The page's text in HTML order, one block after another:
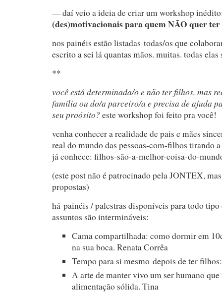
— daí veio a ideia de criar um workshop
(des)motivacionais para quem NÃO quer
nos painéis estão listadas todas/os que
escrito a sei lá quantas mãos. muitas. todas elas
**
você está determinada/o e não ter filhos, mas
família ou do/a parceiro/a e precisa de ajuda
seu proósito?este workshop foi feito pra você!
venha conhecer a realidade de pais e mães
real do mundo das pessoas-com-filhos tirando
já conhece: filhos-são-a-melhor-coisa-do-
(este post não é patrocinado pela JONTEX,
propostas)
há painéis / palestras disponíveis para todo tipo
assuntos são intermináveis:
Cama compartilhada: como dormir em
na sua boca. Renata Corrêa
Tempo para si mesmo depois de ter
A arte de manter vivo um ser humano
alimentação sólida. Tina